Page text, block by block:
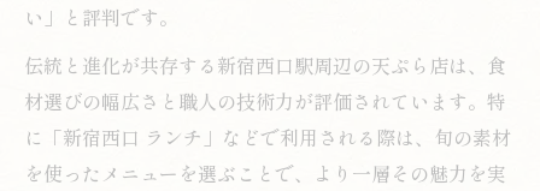
い」と評判です。
伝統と進化が共存する新宿西口駅周辺の天ぷら店は、食
材選びの幅広さと職人の技術力が評価されています。特
に「新宿西口 ランチ」などで利用される際は、旬の素材
を使ったメニューを選ぶことで、より一層その魅力を実